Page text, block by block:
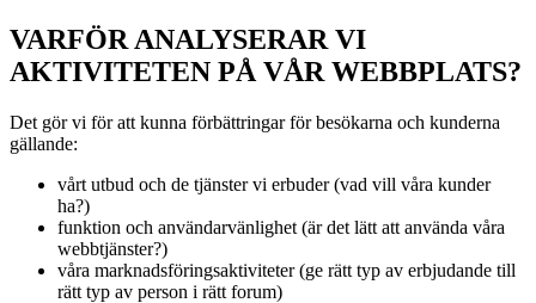
VARFÖR ANALYSERAR VI
AKTIVITETEN PÅ VÅR WEBBPLATS?
Det gör vi för att kunna förbättringar för besökarna och kunderna
gällande:
vårt utbud och de tjänster vi erbuder (vad vill våra kunder
ha?)
funktion och användarvänlighet (är det lätt att använda våra
webbtjänster?)
våra marknadsföringsaktiviteter (ge rätt typ av erbjudande till
rätt typ av person i rätt forum)